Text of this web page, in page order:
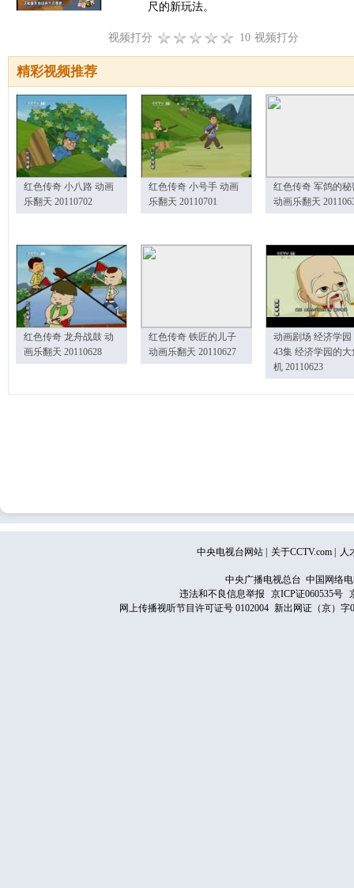
尺的新玩法。
视频打分 10 视频打分
精彩视频推荐
红色传奇 小八路 动画
乐翻天 20110702
红色传奇 小号手 动画
乐翻天 20110701
红色传奇 军鸽的秘
动画乐翻天
红色传奇 龙舟战鼓 动
画乐翻天 20110628
红色传奇 铁匠的儿子
动画乐翻天 20110627
动画剧场 经济学园
43集 经济学园的大
机 20110623
中央电视台网站 关于CCTV.com 人
中央广播电视总台 中国网络
违法和不良信息举报
京ICP证060535号
网上传播视听节目许可证号 0102004 新出网证（京）